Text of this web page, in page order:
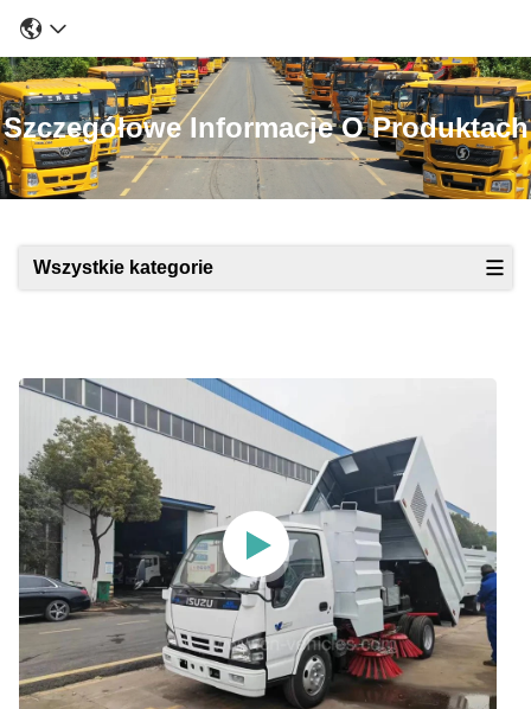
Szczegółowe Informacje O Produktach
Wszystkie kategorie